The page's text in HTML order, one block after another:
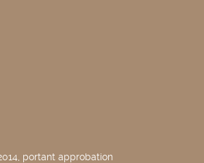
portant approbation